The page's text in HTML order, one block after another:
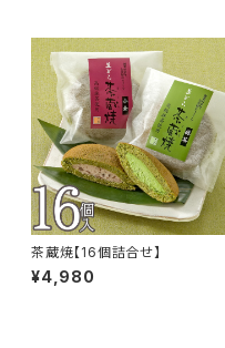
茶蔵焼【16個詰合せ】
¥4,980